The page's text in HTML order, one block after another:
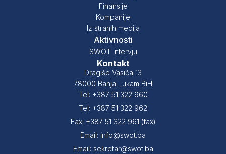
Finansije
Kompanije
Iz stranih medija
Aktivnosti
SWOT Intervju
Kontakt
Dragiše Vasića 13
78000 Banja Lukam BiH
Tel: +387 51 322 960
Tel: +387 51 322 962
Fax: +387 51 322 961 (fax)
Email: info@swot.ba
Email: sekretar@swot.ba